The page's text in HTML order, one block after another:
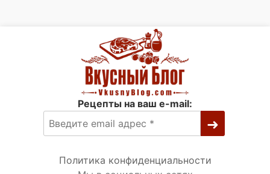
Рецепты на ваш e-mail:
Политика конфиденциальности